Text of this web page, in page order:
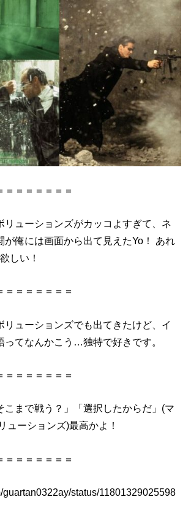
＝＝＝＝＝＝＝
リューションズがカッコよすぎて、ネ
が俺には画面から出て見えたYo！ あれ
しい！
＝＝＝＝＝＝＝
リューションズでも出てきたけど、イ
ってなんかこう…独特で好きです。
＝＝＝＝＝＝＝
こまで戦う？」「選択したからだ」(マ
ューションズ)最高かよ！
＝＝＝＝＝＝＝
guartan0322ay/status/11801329025598